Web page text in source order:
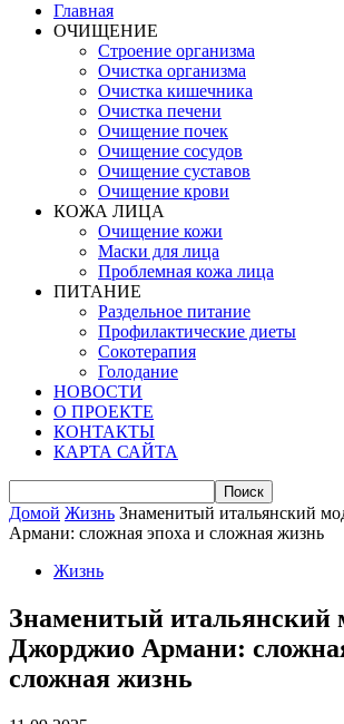
Главная
ОЧИЩЕНИЕ
Строение организма
Очистка организма
Очистка кишечника
Очистка печени
Очищение почек
Очищение сосудов
Очищение суставов
Очищение крови
КОЖА ЛИЦА
Очищение кожи
Маски для лица
Проблемная кожа лица
ПИТАНИЕ
Раздельное питание
Профилактические диеты
Сокотерапия
Голодание
НОВОСТИ
О ПРОЕКТЕ
КОНТАКТЫ
КАРТА САЙТА
Домой Жизнь Знаменитый итальянский
Армани: сложная эпоха и сложная жизнь
Жизнь
Знаменитый итальянский
Джорджио Армани:
сложная жизнь